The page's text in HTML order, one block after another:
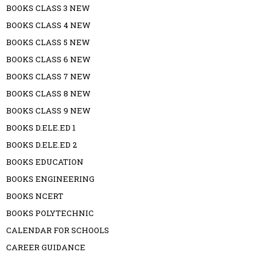
BOOKS CLASS 3 NEW
BOOKS CLASS 4 NEW
BOOKS CLASS 5 NEW
BOOKS CLASS 6 NEW
BOOKS CLASS 7 NEW
BOOKS CLASS 8 NEW
BOOKS CLASS 9 NEW
BOOKS D.ELE.ED 1
BOOKS D.ELE.ED 2
BOOKS EDUCATION
BOOKS ENGINEERING
BOOKS NCERT
BOOKS POLYTECHNIC
CALENDAR FOR SCHOOLS
CAREER GUIDANCE